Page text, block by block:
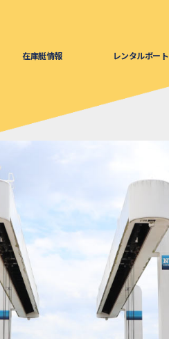
在庫艇情報 レンタルボート